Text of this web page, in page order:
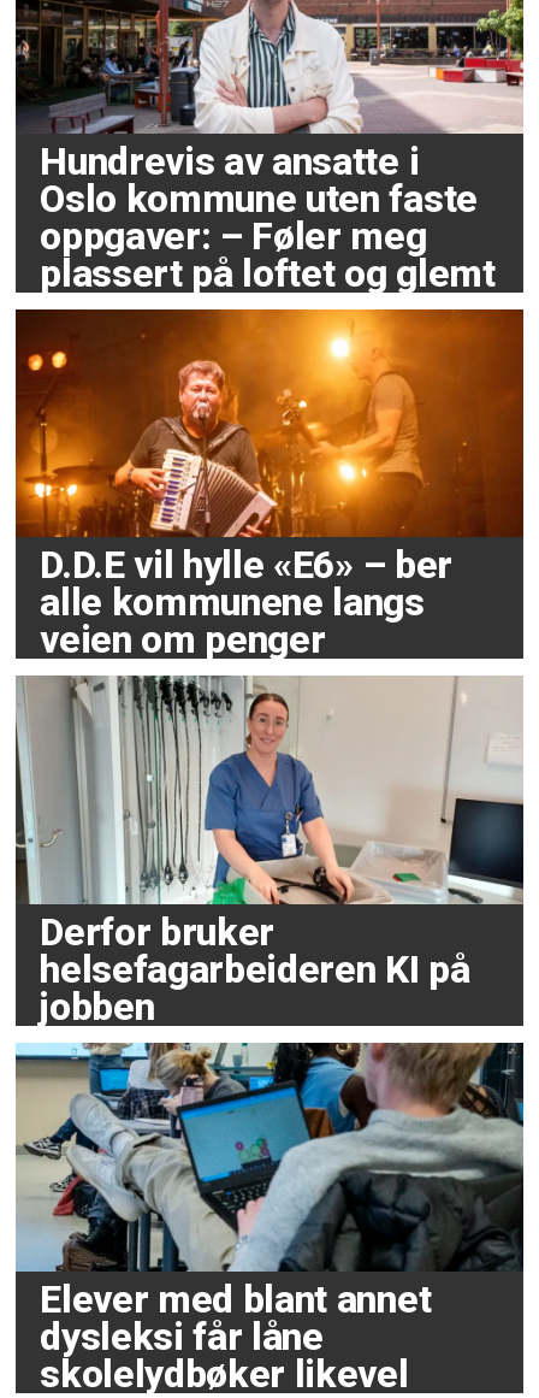
Hundrevis av ansatte i
Oslo kommune uten faste
oppgaver: – Føler meg
plassert på loftet og glemt
D.D.E vil hylle «E6» – ber
alle kommunene langs
veien om penger
Derfor bruker
helsefagarbeideren KI på
jobben
Elever med blant annet
dysleksi får låne
skolelydbøker likevel